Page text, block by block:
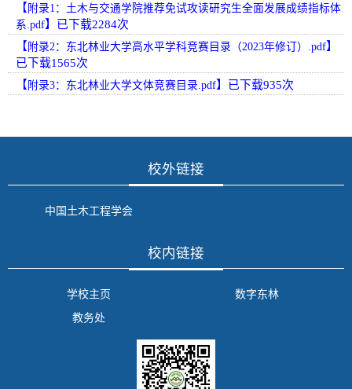
【 附录1：土木与交通学院推荐免试攻读研究生全面发展成绩指标体
系.pdf】已下载2284次
【 附录2：东北林业大学高水平学科竞赛目录（2023年修订）.pdf】
已下载1565次
【 附录3：东北林业大学文体竞赛目录.pdf】已下载935次
校外链接
中国土木工程学会
校内链接
学校主页
数字东林
教务处